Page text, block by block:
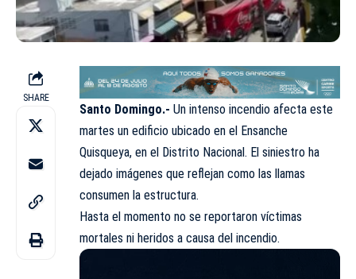
SHARE
Santo Domingo.- Un intenso incendio afecta este
martes un edificio ubicado en el Ensanche
Quisqueya, en el Distrito Nacional. El siniestro ha
dejado imágenes que reflejan como las llamas
consumen la estructura.
Hasta el momento no se reportaron víctimas
mortales ni heridos a causa del incendio.